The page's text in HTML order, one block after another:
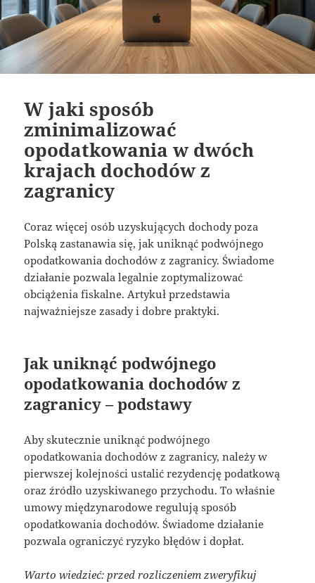
W jaki sposób
zminimalizować
opodatkowania w dwóch
krajach dochodów z
zagranicy
Coraz więcej osób uzyskujących dochody poza
Polską zastanawia się, jak uniknąć podwójnego
opodatkowania dochodów z zagranicy. Świadome
działanie pozwala legalnie zoptymalizować
obciążenia fiskalne. Artykuł przedstawia
najważniejsze zasady i dobre praktyki.
Jak uniknąć podwójnego
opodatkowania dochodów z
zagranicy – podstawy
Aby skutecznie uniknąć podwójnego
opodatkowania dochodów z zagranicy, należy w
pierwszej kolejności ustalić rezydencję podatkową
oraz źródło uzyskiwanego przychodu. To właśnie
umowy międzynarodowe regulują sposób
opodatkowania dochodów. Świadome działanie
pozwala ograniczyć ryzyko błędów i dopłat.
Warto wiedzieć: przed rozliczeniem zweryfikuj